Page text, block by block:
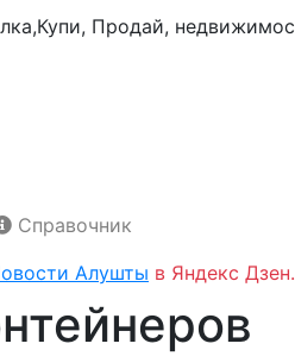
Справочник
Алушты в Яндекс Дзен.